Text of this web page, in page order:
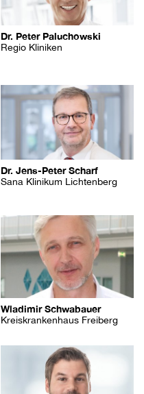
Dr. Peter Paluchowski
Regio Kliniken
Dr. Jens-Peter Scharf
Sana Klinikum Lichtenberg
Wladimir Schwabauer
Kreiskrankenhaus Freiberg